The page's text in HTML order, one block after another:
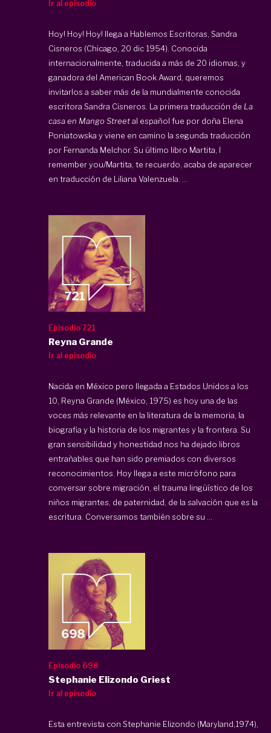
Ir al episodio
Hoy! Hoy! Hoy! llega a Hablemos Escritoras, Sandra
Cisneros (Chicago, 20 dic 1954). Conocida
internacionalmente, traducida a más de 20 idiomas, y
ganadora del American Book Award, queremos
invitarlos a saber más de la mundialmente conocida
escritora Sandra Cisneros. La primera traducción de La
casa en Mango Streetal español fue por doña Elena
Poniatowska y viene en camino la segunda traducción
por Fernanda Melchor. Su último libro Martita, I
remember you/Martita, te recuerdo, acaba de aparecer
en traducción de Liliana Valenzuela. ...
Episodio 721
Reyna Grande
Ir al episodio
Nacida en México pero llegada a Estados Unidos a los
10, Reyna Grande (México, 1975) es hoy una de las
voces más relevante en la literatura de la memoria, la
biografia y la historia de los migrantes y la frontera. Su
gran sensibilidad y honestidad nos ha dejado libros
entrañables que han sido premiados con diversos
reconocimientos. Hoy llega a este micrófono para
conversar sobre migración, el trauma lingüístico de los
niños migrantes, de paternidad, de la salvación que es la
escritura. Conversamos también sobre su ...
Episodio 698
Stephanie Elizondo Griest
Ir al episodio
Esta entrevista con Stephanie Elizondo (Maryland,1974),